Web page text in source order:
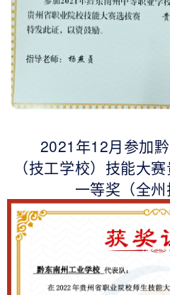
2021年12月参加
（技工学校）技能大
一等奖（全州